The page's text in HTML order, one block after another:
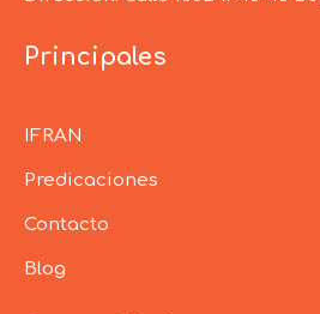
Principales
IFRAN
Predicaciones
Contacto
Blog